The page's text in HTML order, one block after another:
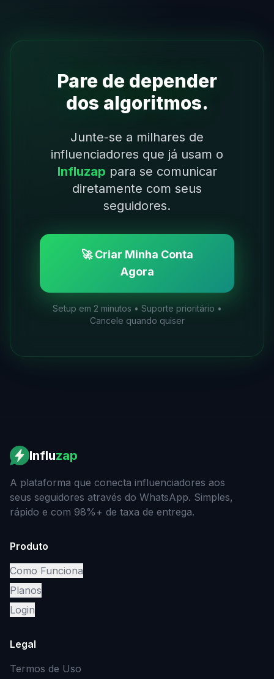
Pare de depender
dos algoritmos.
Junte-se a milhares de
influenciadores que já usam o
Influzap para se comunicar
diretamente com seus
seguidores.
🚀 Criar Minha Conta
Agora
Setup em 2 minutos • Suporte prioritário •
Cancele quando quiser
Influzap
A plataforma que conecta influenciadores aos
seus seguidores através do WhatsApp. Simples,
rápido e com 98%+ de taxa de entrega.
Produto
Como Funciona
Planos
Login
Legal
Termos de Uso